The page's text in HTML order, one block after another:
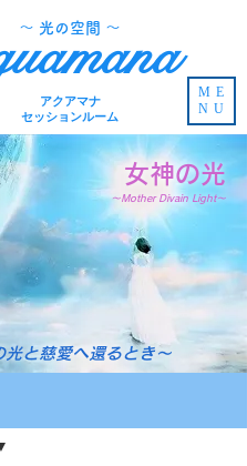
​～ 光の空間 ～
アクアマナ
セッションルーム
ME
NU
～Mother Divain Light～
女神の光
光と慈愛へ還るとき～